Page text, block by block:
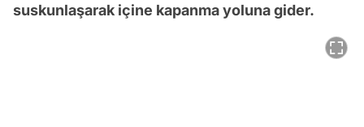
suskunlaşarak içine kapanma yoluna gider.